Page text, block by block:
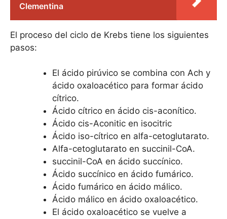
Clementina
El proceso del ciclo de Krebs tiene los siguientes
pasos:
El ácido pirúvico se combina con Ach y
ácido oxaloacético para formar ácido
cítrico.
Ácido cítrico en ácido cis-aconítico.
Ácido cis-Aconitic en isocitric
Ácido iso-cítrico en alfa-cetoglutarato.
Alfa-cetoglutarato en succinil-CoA.
succinil-CoA en ácido succínico.
Ácido succínico en ácido fumárico.
Ácido fumárico en ácido málico.
Ácido málico en ácido oxaloacético.
El ácido oxaloacético se vuelve a